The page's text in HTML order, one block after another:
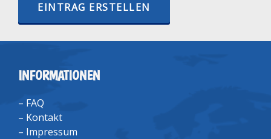
EINTRAG ERSTELLEN
INFORMATIONEN
– FAQ
– Kontakt
– Impressum